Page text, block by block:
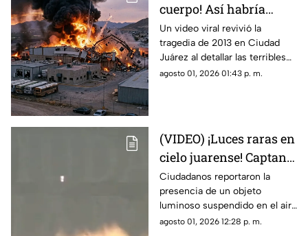
cuerpo! Así habría
muerto una de las
víctimas de la
explosión de una
maquiladora en Ciudad
Un video viral revivió la
tragedia de 2013 en Ciudad
Juárez al detallar las terribles
quemaduras internas que
agosto 01, 2026 01:43 p. m.
(VIDEO) ¡Luces raras en
cielo juarense! Captan
luz de extraña forma
que asemeja un OVNI
Ciudadanos reportaron la
presencia de un objeto
luminoso suspendido en el aire
que no coincidía con drones ni
agosto 01, 2026 12:28 p. m.